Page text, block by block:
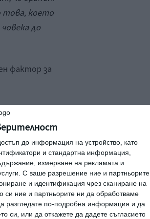
до информация на устройство, като
и стандартна информация,
измерване на рекламата и
С ваше разрешение ние и партньорите
и идентификация чрез сканиране на
си ние и партньорите ни да обработваме
разгледате по-подробна информация и да
си, или да откажете да дадете съгласието
това, което
до
фактор за
тя
с Шерил все
работят
сина: